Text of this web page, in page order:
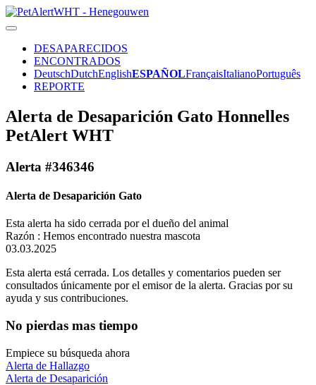
DESAPARECIDOS
ENCONTRADOS
DeutschDutchEnglishESPAÑOLFrançaisItalianoPortuguês
REPORTE
Alerta de Desaparición Gato Honnelles
PetAlert WHT
Alerta #346346
Alerta de Desaparición Gato
Esta alerta ha sido cerrada por el dueño del animal
Razón : Hemos encontrado nuestra mascota
03.03.2025
Esta alerta está cerrada. Los detalles y comentarios pueden ser
consultados únicamente por el emisor de la alerta. Gracias por su
ayuda y sus contribuciones.
No pierdas mas tiempo
Empiece su búsqueda ahora
Alerta de Hallazgo
Alerta de Desaparición